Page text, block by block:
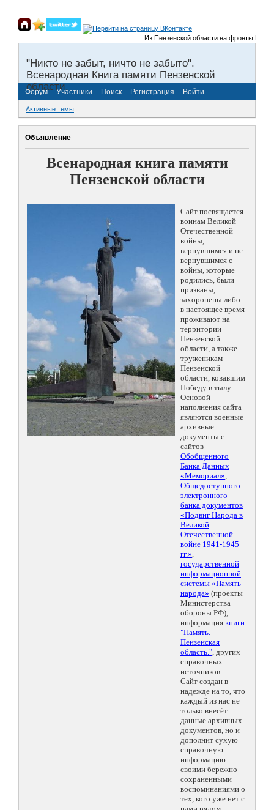
Из Пензенской области на фронты
"Никто не забыт, ничто не забыто".
Всенародная Книга памяти Пензенской
области.
Форум Участники Поиск Регистрация Войти
Активные темы
Объявление
Всенародная книга памяти
Пензенской области
Сайт посвящается
воинам Великой
Отечественной
войны,
вернувшимся и не
вернувшимся с
войны, которые
родились, были
призваны,
захоронены либо
в настоящее время
проживают на
территории
Пензенской
области, а также
труженикам
Пензенской
области, ковавшим
Победу в тылу.
Основой
наполнения сайта
являются военные
архивные
документы с
сайтов
Обобщенного
Банка Данных
«Мемориал»,
Общедоступного
электронного
банка документов
«Подвиг Народа в
Великой
Отечественной
войне 1941-1945
гг.»,
государственной
информационной
системы «Память
народа» (проекты
Министерства
обороны РФ),
информация книги
"Память.
Пензенская
область.", других
справочных
источников.
Сайт создан в
надежде на то, что
каждый из нас не
только внесёт
данные архивных
документов, но и
дополнит сухую
справочную
информацию
своими бережно
сохраненными
воспоминаниями о
тех, кого уже нет с